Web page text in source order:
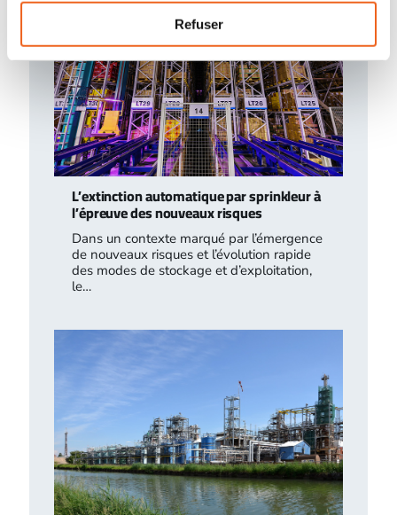
Refuser
L’extinction automatique par sprinkleur à
l’épreuve des nouveaux risques
Dans un contexte marqué par l’émergence
de nouveaux risques et l’évolution rapide
des modes de stockage et d’exploitation,
le…